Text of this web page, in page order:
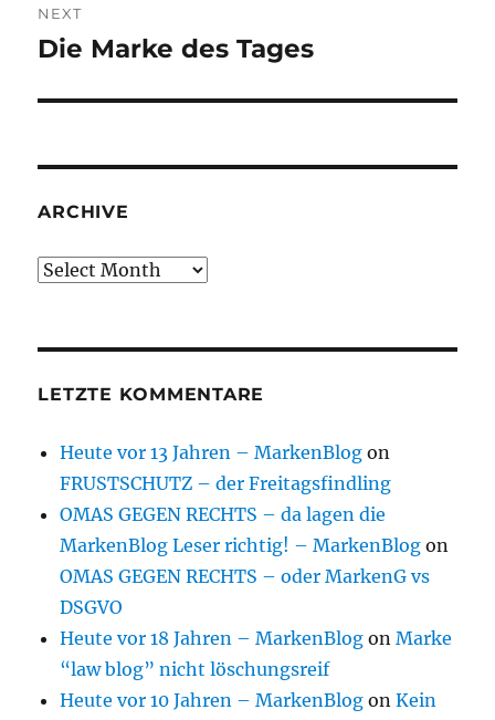
NEXT
Next
Die Marke des Tages
ARCHIVE
Archive
LETZTE KOMMENTARE
Heute vor 13 Jahren – MarkenBlog on
FRUSTSCHUTZ – der Freitagsfindling
OMAS GEGEN RECHTS – da lagen die
MarkenBlog Leser richtig! – MarkenBlog on
OMAS GEGEN RECHTS – oder MarkenG vs
DSGVO
Heute vor 18 Jahren – MarkenBlog onMarke
“law blog” nicht löschungsreif
Heute vor 10 Jahren – MarkenBlog onKein